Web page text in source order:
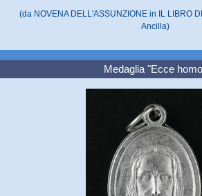
(da NOVENA DELL'ASSUNZIONE in IL LIBRO
Ancilla)
Medaglia "Ecce